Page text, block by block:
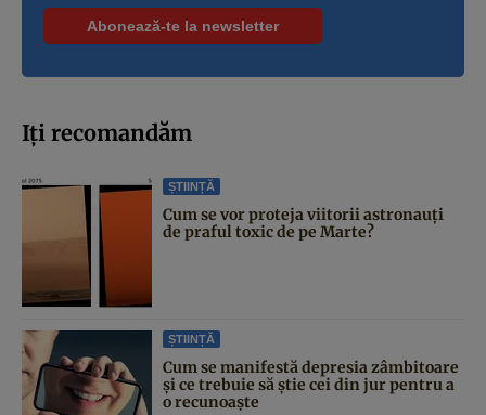
Iți recomandăm
ȘTIINȚĂ
Cum se vor proteja viitorii astronauți
de praful toxic de pe Marte?
ȘTIINȚĂ
Cum se manifestă depresia zâmbitoare
și ce trebuie să știe cei din jur pentru a
o recunoaște